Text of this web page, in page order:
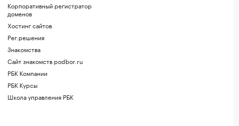
Корпоративный регистратор
доменов
Хостинг сайтов
Рег.решения
Знакомства
Сайт знакомств podbor.ru
РБК Компании
РБК Курсы
Школа управления РБК